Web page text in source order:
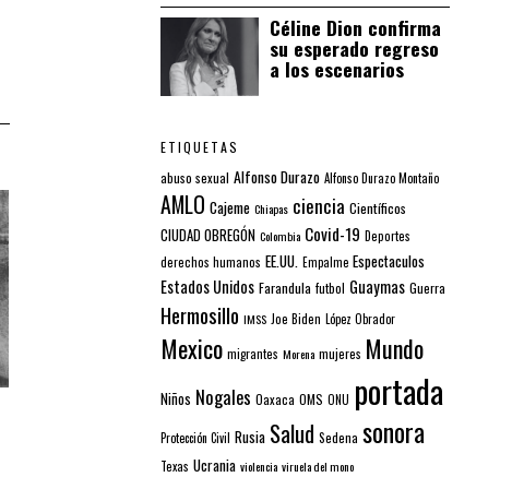
Céline Dion confirma
su esperado regreso
a los escenarios
ETIQUETAS
abuso sexual Alfonso Durazo Alfonso Durazo Montaño
AMLO Cajeme Chiapas ciencia Científicos
CIUDAD OBREGÓN Colombia Covid-19 Deportes
derechos humanos EE.UU. Empalme Espectaculos
Estados Unidos Farandula futbol Guaymas Guerra
Hermosillo IMSS Joe Biden López Obrador
Mexico migrantes Morena mujeres Mundo
Niños Nogales Oaxaca OMS ONU portada
Protección Civil Rusia Salud Sedena sonora
Texas Ucrania violencia viruela del mono